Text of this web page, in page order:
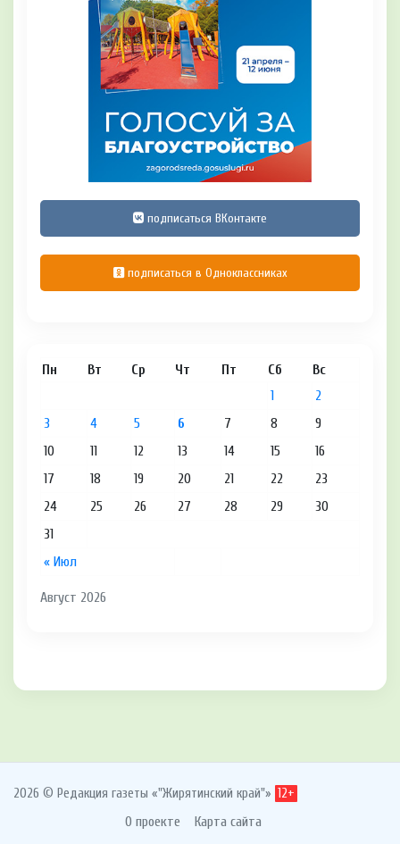
подписаться ВКонтакте
подписаться в Одноклассниках
Август 2026
Пн Вт Ср Чт Пт Сб Вс
« Июл
1
2
3
4 5 6 7 8
9
10
11 12 13 14 15
16
17
18 19 20 21 22
23
24
25 26 27 28 29
30
31
2026 © Редакция газеты «"Жирятинский край"» 12+
О проекте Карта сайта